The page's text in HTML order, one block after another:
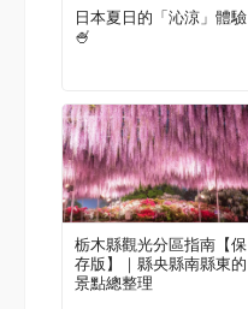
日本夏日的「沁涼」體驗
🍧
栃木縣觀光分區指南【保
存版】｜縣央縣南縣東的
景點總整理